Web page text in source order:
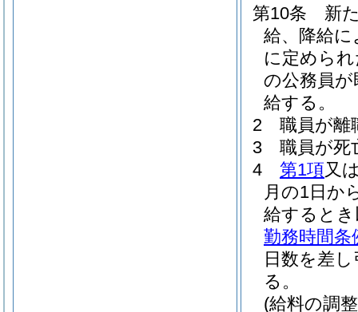
第10条
新
給、降給
に定めら
の公務員
給する。
2
職員が離
3
職員が死
4
第1項又
月の1日か
給すると
勤務時間条
日数を差
る。
(給料の調